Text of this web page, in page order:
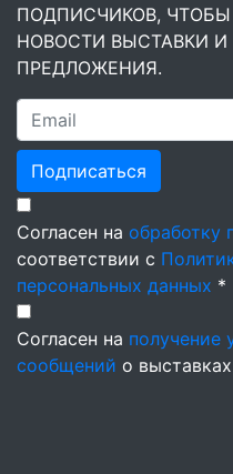
ПОДПИСЧИКОВ,
НОВОСТИ ВЫСТАВКИ
ПРЕДЛОЖЕНИЯ.
Подписаться
Согласен на обработку
соответствии с
персональных данных *
Согласен на получение
сообщений о